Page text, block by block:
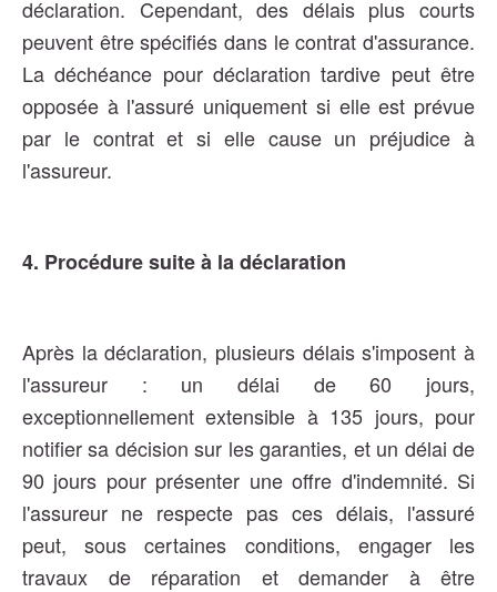
déclaration. Cependant, des délais plus courts
peuvent être spécifiés dans le contrat d'assurance.
La déchéance pour déclaration tardive peut être
opposée à l'assuré uniquement si elle est prévue
par le contrat et si elle cause un préjudice à
l'assureur​​​​.
4. Procédure suite à la déclaration
Après la déclaration, plusieurs délais s'imposent à
l'assureur : un délai de 60 jours,
exceptionnellement extensible à 135 jours, pour
notifier sa décision sur les garanties, et un délai de
90 jours pour présenter une offre d'indemnité​​. Si
l'assureur ne respecte pas ces délais, l'assuré
peut, sous certaines conditions, engager les
travaux de réparation et demander à être